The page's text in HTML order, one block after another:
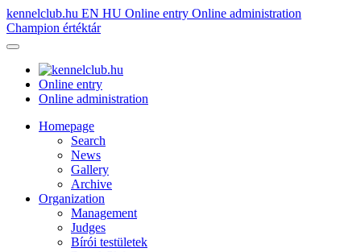
kennelclub.hu EN HU Online entry Online administration
Champion értéktár
Online entry
Online administration
Homepage
Search
News
Gallery
Archive
Organization
Management
Judges
Bírói testületek